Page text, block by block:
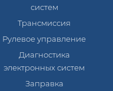
систем
Трансмиссия
Рулевое управление
Диагностика
электронных систем​
Заправка